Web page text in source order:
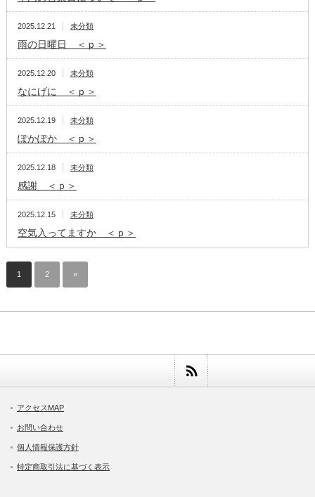
2025.12.21 未分類
雨の日曜日 ＜ｐ＞
2025.12.20 未分類
なにげに ＜ｐ＞
2025.12.19 未分類
ぽかぽか ＜ｐ＞
2025.12.18 未分類
感謝 ＜ｐ＞
2025.12.15 未分類
空気入ってますか ＜ｐ＞
1 2 »
アクセスMAP
お問い合わせ
個人情報保護方針
特定商取引法に基づく表示